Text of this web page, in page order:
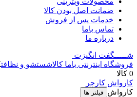
ضمانت اصل بودن کالا
خدمات پس از فروش
تماس باما
درباره ما
شـــــگفت انگیزت
فروشگاه اینترنتی باما کالاشستشو و نظافت
0 کالا
کارواش کارچر
کارواش فیلتر ها